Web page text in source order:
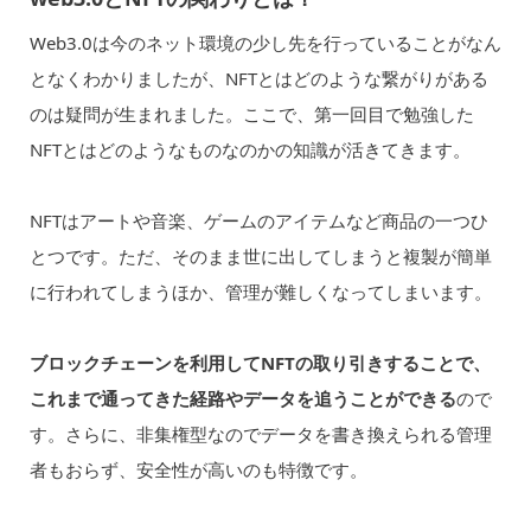
Web3.0は今のネット環境の少し先を行っていることがなん
となくわかりましたが、NFTとはどのような繋がりがある
のは疑問が生まれました。ここで、第一回目で勉強した
NFTとはどのようなものなのかの知識が活きてきます。
NFTはアートや音楽、ゲームのアイテムなど商品の一つひ
とつです。ただ、そのまま世に出してしまうと複製が簡単
に行われてしまうほか、管理が難しくなってしまいます。
ブロックチェーンを利用してNFTの取り引きすることで、
これまで通ってきた経路やデータを追うことができるので
す。さらに、非集権型なのでデータを書き換えられる管理
者もおらず、安全性が高いのも特徴です。